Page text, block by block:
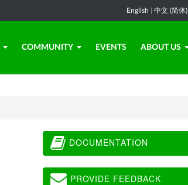
English 中文 (简体)
COMMUNITY EVENTS ABOUT US
DOCUMENTATION
PROVIDE FEEDBACK